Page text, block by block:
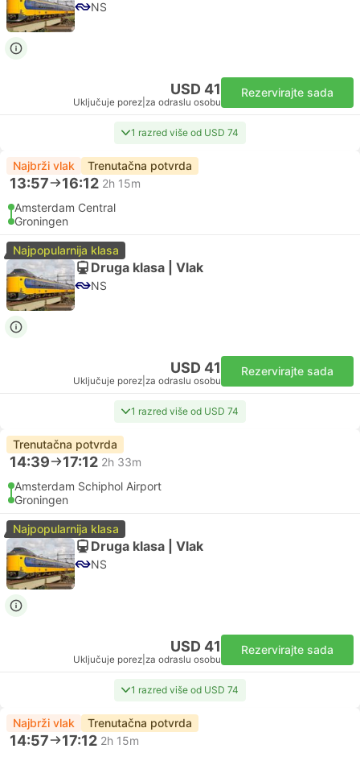
NS
USD 41
Uključuje porez za odraslu osobu
Rezervirajte sada
1 razred više od USD 74
Najbrži vlak Trenutačna potvrda
13:57 16:12 2h 15m
Amsterdam Central
Groningen
Najpopularnija klasa
Druga klasa | Vlak
NS
USD 41
Uključuje porez za odraslu osobu
Rezervirajte sada
1 razred više od USD 74
Trenutačna potvrda
14:39 17:12 2h 33m
Amsterdam Schiphol Airport
Groningen
Najpopularnija klasa
Druga klasa | Vlak
NS
USD 41
Uključuje porez za odraslu osobu
Rezervirajte sada
1 razred više od USD 74
Najbrži vlak Trenutačna potvrda
14:57 17:12 2h 15m